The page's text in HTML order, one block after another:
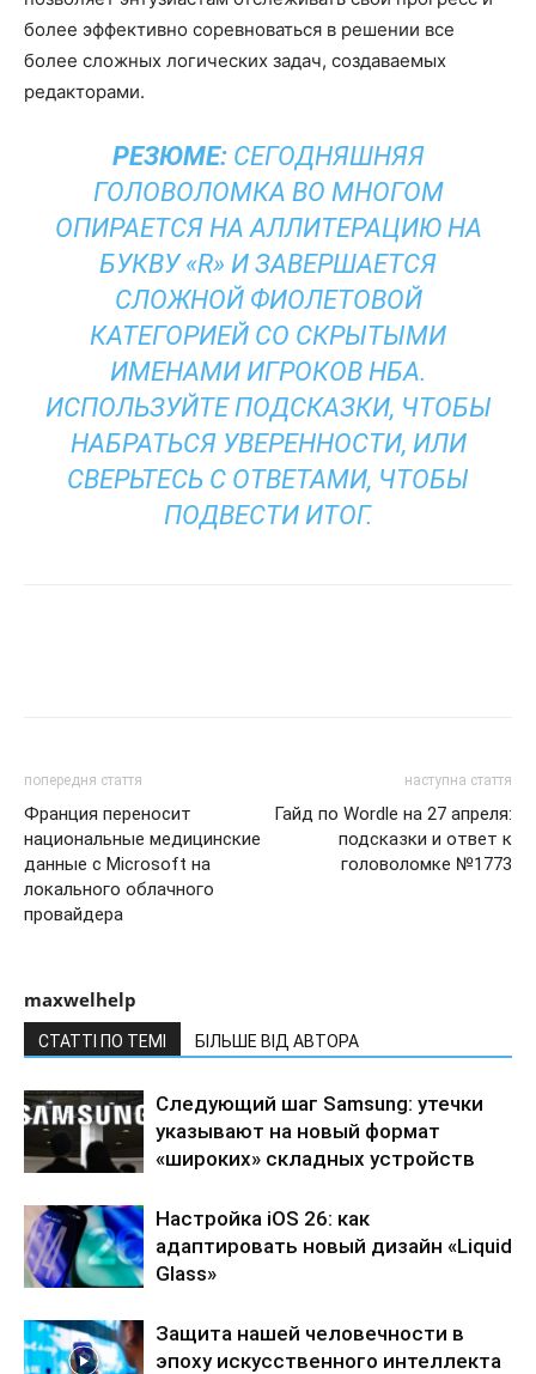
более эффективно соревноваться в решении все
более сложных логических задач, создаваемых
редакторами.
РЕЗЮМЕ:СЕГОДНЯШНЯЯ
ГОЛОВОЛОМКА ВО МНОГОМ
ОПИРАЕТСЯ НА АЛЛИТЕРАЦИЮ НА
БУКВУ «R» И ЗАВЕРШАЕТСЯ
СЛОЖНОЙ ФИОЛЕТОВОЙ
КАТЕГОРИЕЙ СО СКРЫТЫМИ
ИМЕНАМИ ИГРОКОВ НБА.
ИСПОЛЬЗУЙТЕ ПОДСКАЗКИ, ЧТОБЫ
НАБРАТЬСЯ УВЕРЕННОСТИ, ИЛИ
СВЕРЬТЕСЬ С ОТВЕТАМИ, ЧТОБЫ
ПОДВЕСТИ ИТОГ.
попередня стаття
Франция переносит
национальные медицинские
данные с Microsoft на
локального облачного
провайдера
наступна стаття
Гайд по Wordle на 27 апреля:
подсказки и ответ к
головоломке №1773
maxwelhelp
СТАТТІ ПО ТЕМІ БІЛЬШЕ ВІД АВТОРА
Следующий шаг Samsung: утечки
указывают на новый формат
«широких» складных устройств
Настройка iOS 26: как
адаптировать новый дизайн «Liquid
Glass»
Защита нашей человечности в
эпоху искусственного интеллекта